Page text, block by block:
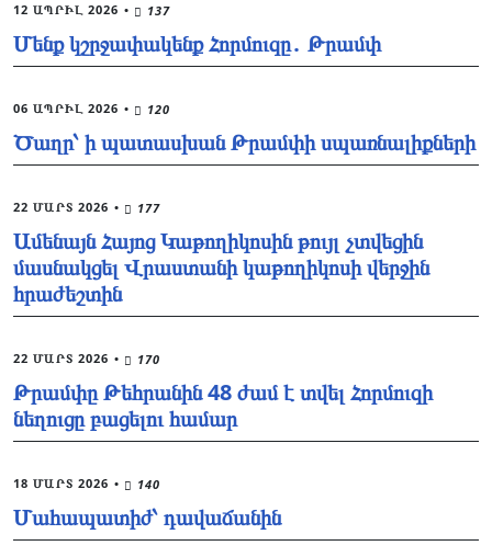
12 ԱՊՐԻԼ 2026 • 137
Մենք կշրջափակենք Հորմուզը․ Թրամփ
06 ԱՊՐԻԼ 2026 • 120
Ծաղր՝ ի պատասխան Թրամփի սպառնալիքների
22 ՄԱՐՏ 2026 • 177
Ամենայն Հայոց Կաթողիկոսին թույլ չտվեցին
մասնակցել Վրաստանի կաթողիկոսի վերջին
հրաժեշտին
22 ՄԱՐՏ 2026 • 170
Թրամփը Թեհրանին 48 ժամ է տվել Հորմուզի
նեղուցը բացելու համար
18 ՄԱՐՏ 2026 • 140
Մահապատիժ՝ դավաճանին